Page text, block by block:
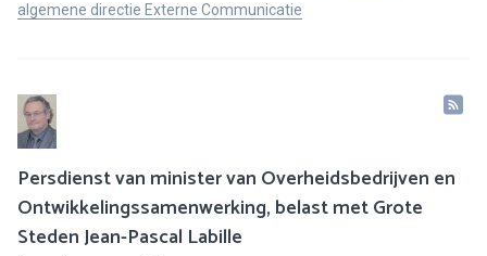
algemene directie Externe Communicatie
Persdienst van minister van Overheidsbedrijven en
Ontwikkelingssamenwerking, belast met Grote
Steden Jean-Pascal Labille